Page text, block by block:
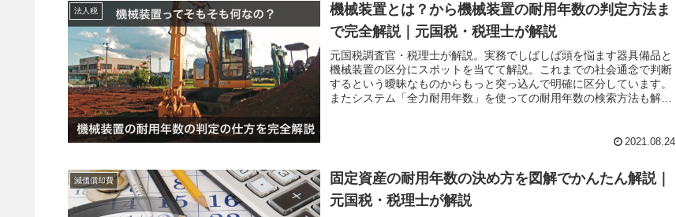
法人税
機械装置とは？から機械装置の耐用年数の判定方法ま
で完全解説｜元国税・税理士が解説
元国税調査官・税理士が解説。実務でしばしば頭を悩ます器具備品と
機械装置の区分にスポットを当てて解説。これまでの社会通念で判断
するという曖昧なものからもっと突っ込んで明確に区分しています。
またシステム「全力耐用年数」を使っての耐用年数の検索方法も解
2021.08.24
減価償却費
固定資産の耐用年数の決め方を図解でかんたん解説｜
元国税・税理士が解説